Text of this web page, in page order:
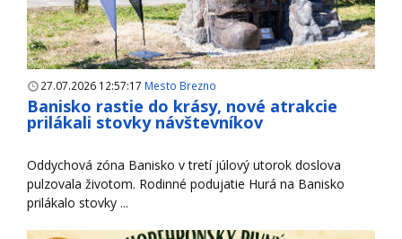
27.07.2026 12:57:17 Mesto Brezno
Banisko rastie do krásy, nové atrakcie
prilákali stovky návštevníkov
Oddychová zóna Banisko v tretí júlový utorok doslova
pulzovala životom. Rodinné podujatie Hurá na Banisko
prilákalo stovky ...